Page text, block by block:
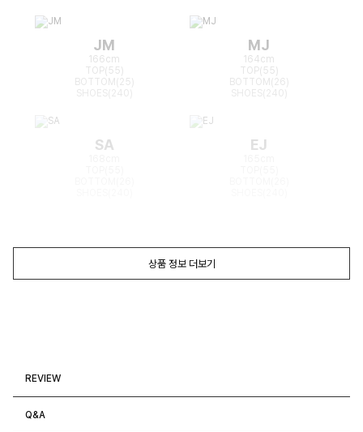
JM
166cm
TOP(55)
BOTTOM(25)
MJ
164cm
TOP(55)
BOTTOM(26)
SA EJ
상품 정보 더보기
REVIEW
Q&A